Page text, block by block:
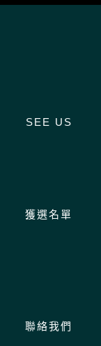
SEE US
獲選名單
聯絡我們